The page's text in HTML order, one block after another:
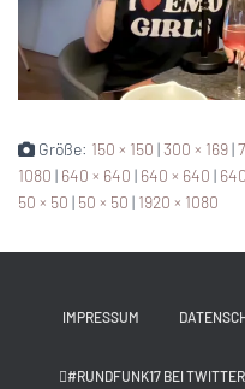
Größe: 150 × 150 |300 × 169|
1080 | 640 × 640 | 640 × 640 |
50 × 50 | 50 × 50 | 1920 × 1080
IMPRESSUM
#RUNDFUNK17 BEI TWITTER